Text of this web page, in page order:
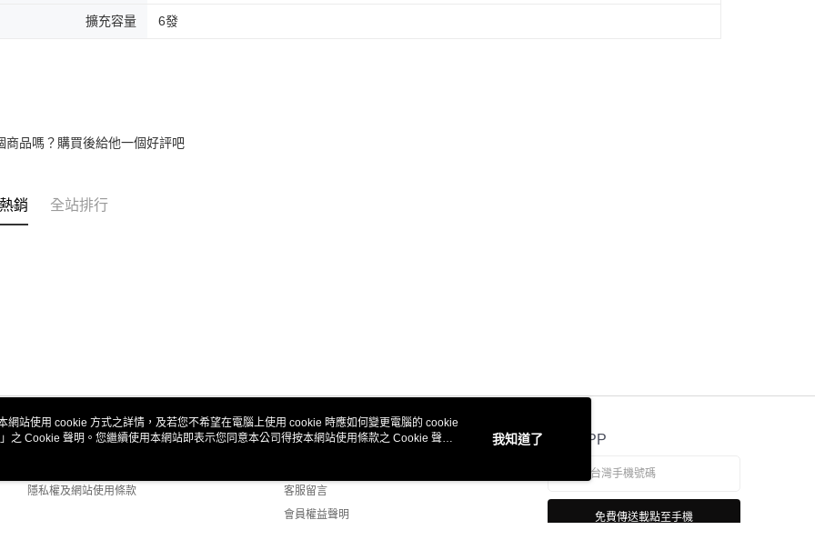
擴充容量 6發
商品嗎？購買後給他一個好評吧
銷 全站排行
關於我們
隱私權及網站使用條款
客服資訊
客服留言
會員權益聲明
官方APP
免費傳送載點至手機
網站使用 cookie 方式之詳情，及若您不希望在電腦上使用 cookie 時應如何變更電腦的 cookie
」之 Cookie 聲明。您繼續使用本網站即表示您同意本公司得按本網站使用條款之 Cookie 聲明
我知道了